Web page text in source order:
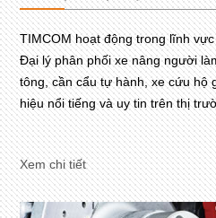
TIMCOM hoạt động trong lĩnh
Đại lý phân phối xe nâng người
tông, cần cẩu tự hành, xe cứu hộ
hiệu nổi tiếng và uy tin trên thị
Xem chi tiết